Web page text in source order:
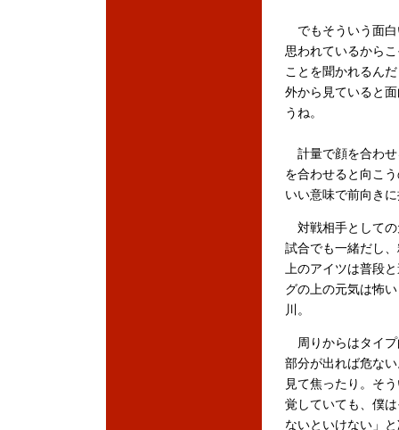
でもそういう面白
思われているから
ことを聞かれるん
外から見ていると
うね。
計量で顔を合わせ
を合わせると向こ
いい意味で前向き
対戦相手としての
試合でも一緒だし
上のアイツは普段
グの上の元気は怖
川。
周りからはタイプ
部分が出れば危な
見て焦ったり。そ
覚していても、僕
ないといけない」